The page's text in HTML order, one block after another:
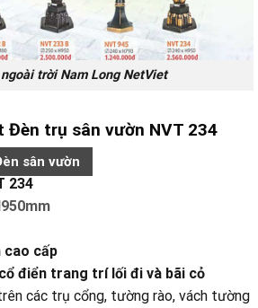
trời Nam Long NetViet
Đèn trụ sân vườn NVT 234
sân vườn
234
cao cấp
điển trang trí lối đi và bãi cỏ
các trụ cổng, tường rào, vách tường